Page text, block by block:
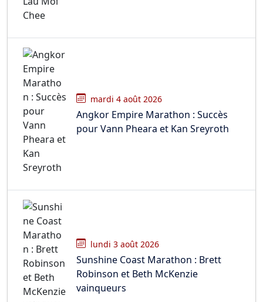
mardi 4 août 2026
Angkor Empire Marathon : Succès
pour Vann Pheara et Kan Sreyroth
lundi 3 août 2026
Sunshine Coast Marathon : Brett
Robinson et Beth McKenzie
vainqueurs